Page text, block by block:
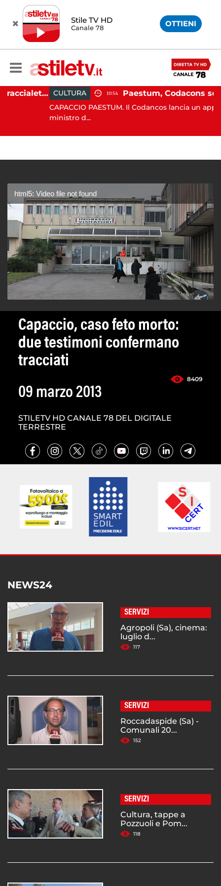
Stile TV HD
Canale 78 OTTIENI
Martina Carbonaro, braccialetto elettronico per i genitori della 14enne uccisa dall'ex CULTURA 10:54
CAPACCIO PAESTUM. Il Codancos lancia un appello al
ministro d...
html5: Video file not found
Capaccio, caso feto morto:
due testimoni confermano
tracciati
8409
09 marzo 2013
STILETV HD CANALE 78 DEL DIGITALE
TERRESTRE
NEWS24
SERVIZI
Agropoli (Sa), cinema:
luglio d...
117
SERVIZI
Roccadaspide (Sa) -
Comunali 20...
152
SERVIZI
Cultura, tappe a
Pozzuoli e Pom...
118